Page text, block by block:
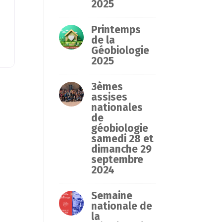
2025
Printemps
de la
Géobiologie
2025
3èmes
assises
nationales
de
géobiologie
samedi 28 et
dimanche 29
septembre
2024
Semaine
nationale de
la